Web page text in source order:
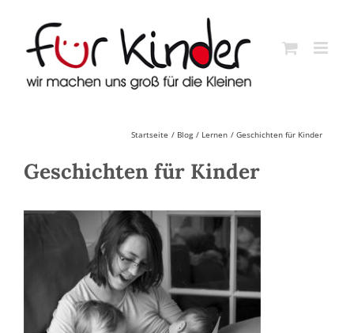
content
Startseite Blog Lernen Geschichten für Kinder
Geschichten für Kinder